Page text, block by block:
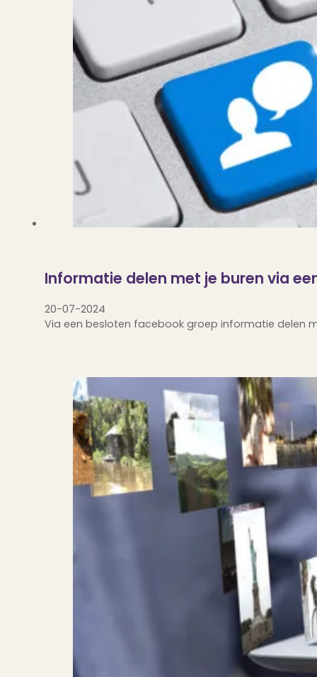
Informatie delen met je buren via
20-07-2024
Via een besloten facebook groep informatie delen